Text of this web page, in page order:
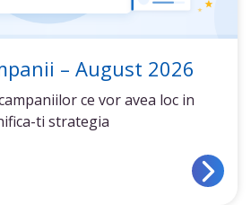
– August 2026
ce vor avea loc in
ti strategia